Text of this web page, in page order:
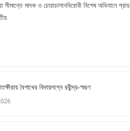
সীমান্তে মাদক ও চোরাচালানবিরোধী বিশেষ অভিযানে প্রায়
বৈশাখের বিদায়লগ্নে রবীন্দ্র-স্মরণ